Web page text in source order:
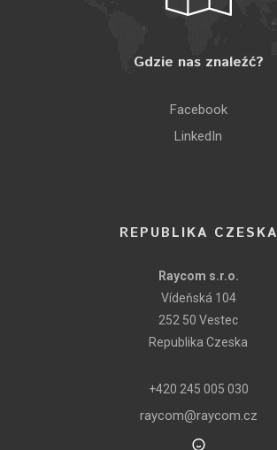
Gdzie nas znaleźć?
Facebook
LinkedIn
REPUBLIKA CZESKA
Raycom s.r.o.
Vídeňská 104
252 50 Vestec
Republika Czeska
+420 245 005 030
raycom@raycom.cz